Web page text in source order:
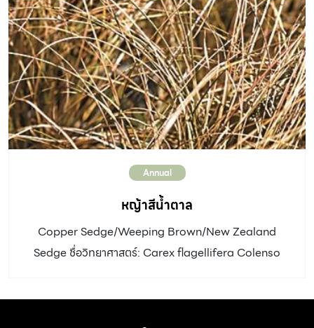
เขียวด่างขาว ดอก: ดอกออกเป็นช่อหลวมๆ กลีบดอกรูปไข่
กลับแคบ โคนกลีบมักมีแถบสีเข้ม อัตราการเจริญเติบโต: ปาน
กลาง ดิน: ชอบดินร่วนระบายน้ำดี แสงแดด: แสงแดดเต็มวัน-
รำไร ชอบอากาศเย็น น้ำ: ปานกลาง การขยายพันธุ์: ปักชำกิ่ง
เพาะเมล็ด โดยกลบเมล็ดบางๆ การใช้งานและอื่นๆ: นิยมปลูก
เป็นไม้กระถางแขวน
Annual
หญ้าสีน้ำตาล
Copper Sedge/Weeping Brown/New Zealand
Sedge ชื่อวิทยาศาสตร์: Carex flagellifera Colenso